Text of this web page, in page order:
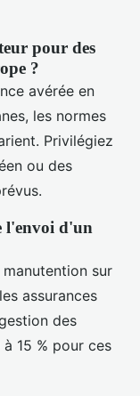
pour des
?
avérée en
les normes
Privilégiez
ou des
l'envoi d'un
sur
assurances
des
15 % pour ces